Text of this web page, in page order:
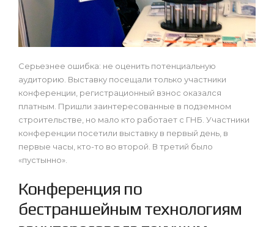
Серьезнее ошибка: не оценить потенциальную
аудиторию. Выставку посещали только участники
конференции, регистрационный взнос оказался
платным. Пришли заинтересованные в подземном
строительстве, но мало кто работает с ГНБ. Участники
конференции посетили выставку в первый день, в
первые часы, кто-то во второй. В третий было
«пустынно».
Конференция по
бестраншейным технологиям